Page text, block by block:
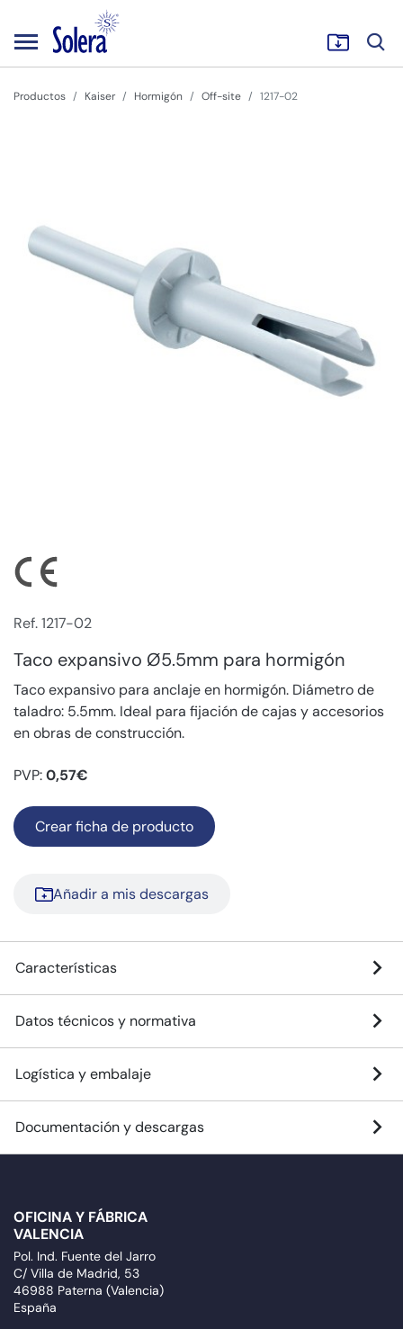
Productos Kaiser Hormigón Off-site 1217-02
Ref. 1217-02
Taco expansivo Ø5.5mm para hormigón
Taco expansivo para anclaje en hormigón. Diámetro de
taladro: 5.5mm. Ideal para fijación de cajas y accesorios
en obras de construcción.
PVP:0,57€
Crear ficha de producto
Añadir a mis descargas
Características
Datos técnicos y normativa
Logística y embalaje
Documentación y descargas
OFICINA Y FÁBRICA
VALENCIA
Pol. Ind. Fuente del Jarro
C/ Villa de Madrid, 53
46988 Paterna (Valencia)
España